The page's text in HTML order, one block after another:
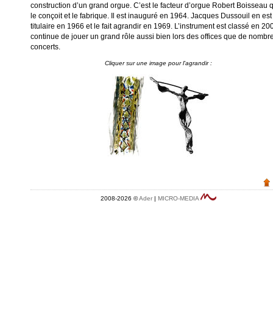
construction d’un grand orgue. C’est le facteur d’orgue Robert Boisseau
le conçoit et le fabrique. Il est inauguré en 1964. Jacques Dussouil en est
titulaire en 1966 et le fait agrandir en 1969. L’instrument est classé en
continue de jouer un grand rôle aussi bien lors des offices que de
concerts.
2008-2026 ©Ader | MICRO-MEDIA